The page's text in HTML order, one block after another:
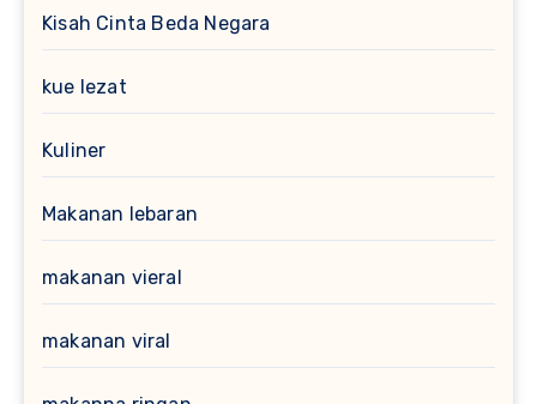
Kisah Cinta Beda Negara
kue lezat
Kuliner
Makanan lebaran
makanan vieral
makanan viral